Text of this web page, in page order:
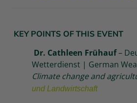
KEY POINTS OF THIS EVENT
Dr. Cathleen Frühauf–
Wetterdienst | German
Climate change and
und Landwirtschaft